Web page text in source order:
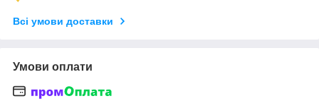
Всі умови доставки
Умови оплати